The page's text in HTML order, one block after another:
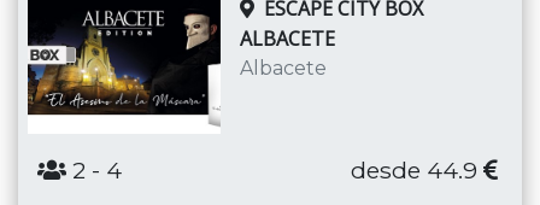
ESCAPE CITY BOX
ALBACETE
Albacete
2 - 4 desde 44.9